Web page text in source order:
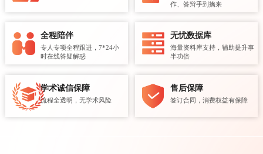
作、答辩手到擒来
全程陪伴
专人专项全程跟进，7*24小
时在线答疑解惑
无忧数据库
海量资料库支持，辅助提升事
半功倍
学术诚信保障
流程全透明，无学术风险
售后保障
签订合同，消费权益有保障